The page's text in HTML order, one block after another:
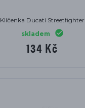
Klíčenka Ducati Streetfighter
skladem
134 Kč